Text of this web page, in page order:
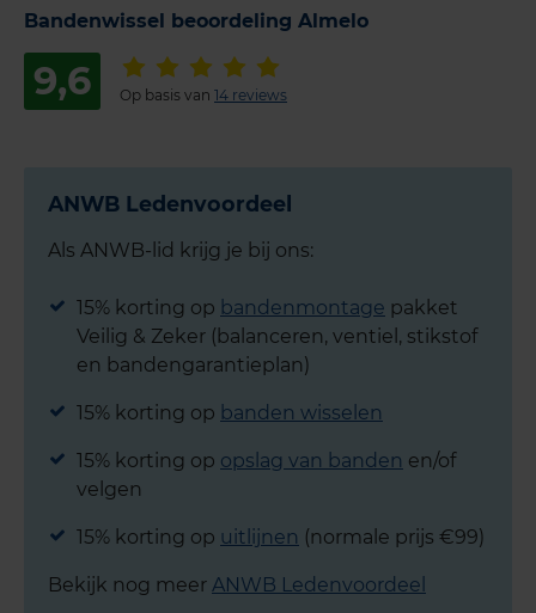
Bandenwissel beoordeling Almelo
9,6 Op basis van 14 reviews
ANWB Ledenvoordeel
Als ANWB-lid krijg je bij ons:
15% korting op bandenmontage pakket
Veilig & Zeker (balanceren, ventiel, stikstof
en bandengarantieplan)
15% korting op banden wisselen
15% korting op opslag van banden en/of
velgen
15% korting op uitlijnen (normale prijs €99)
Bekijk nog meer ANWB Ledenvoordeel